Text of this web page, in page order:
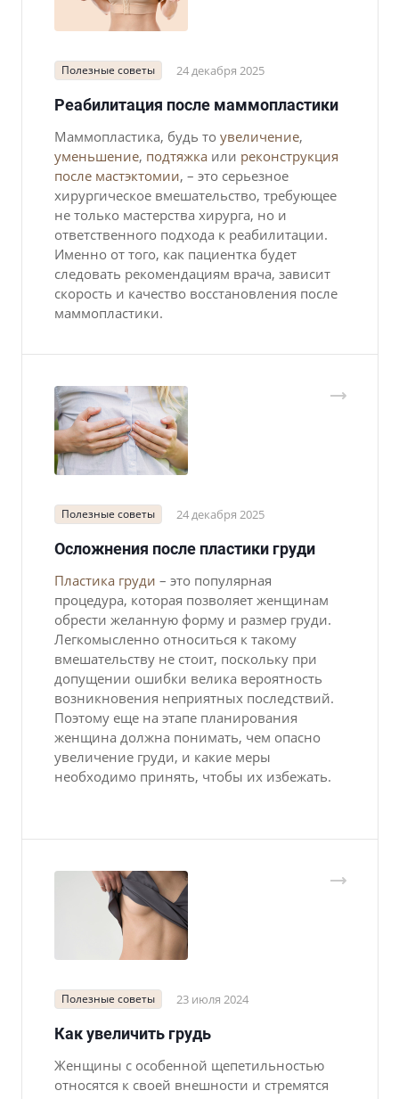
Полезные советы 24 декабря 2025
Реабилитация после маммопластики
Маммопластика, будь то увеличение,
уменьшение, подтяжка или реконструкция
после мастэктомии, – это серьезное
хирургическое вмешательство, требующее
не только мастерства хирурга, но и
ответственного подхода к реабилитации.
Именно от того, как пациентка будет
следовать рекомендациям врача, зависит
скорость и качество восстановления после
маммопластики.
Полезные советы 24 декабря 2025
Осложнения после пластики груди
Пластика груди – это популярная
процедура, которая позволяет женщинам
обрести желанную форму и размер груди.
Легкомысленно относиться к такому
вмешательству не стоит, поскольку при
допущении ошибки велика вероятность
возникновения неприятных последствий.
Поэтому еще на этапе планирования
женщина должна понимать, чем опасно
увеличение груди, и какие меры
необходимо принять, чтобы их избежать.
Полезные советы 23 июля 2024
Как увеличить грудь
Женщины с особенной щепетильностью
относятся к своей внешности и стремятся